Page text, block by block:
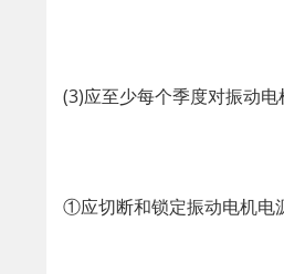
(3)应至少每个季度对振动
①应切断和锁定振动电机电